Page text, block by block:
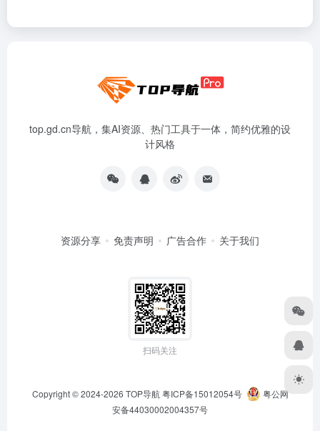
top.gd.cn导航，集AI资源、热门工具于一体，简约优雅的设
计风格
资源分享 免责声明 广告合作 关于我们
扫码关注
Copyright © 2024-2026 TOP导航 粤ICP备15012054号
粤公网
安备44030002004357号